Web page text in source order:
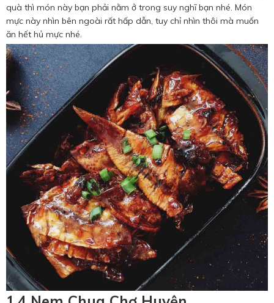
quà thì món này bạn phải nằm ở trong suy nghĩ bạn nhé. Món
mực này nhìn bên ngoài rất hấp dẫn, tuy chỉ nhìn thôi mà muốn
ăn hết hủ mực nhé.